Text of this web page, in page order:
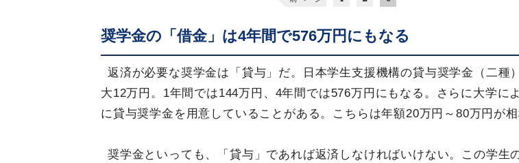
奨学金の「借金」は4年間で576万円にもなる
返済が必要な奨学金は「貸与」だ。日本学生支援機構の貸与奨学金（二種
大12万円。1年間では144万円、4年間では576万円にもなる。さらに大学に
に貸与奨学金を用意していることがある。こちらは年額20万円～80万円が相
奨学金といっても、「貸与」であれば返済しなければいけない。この学生